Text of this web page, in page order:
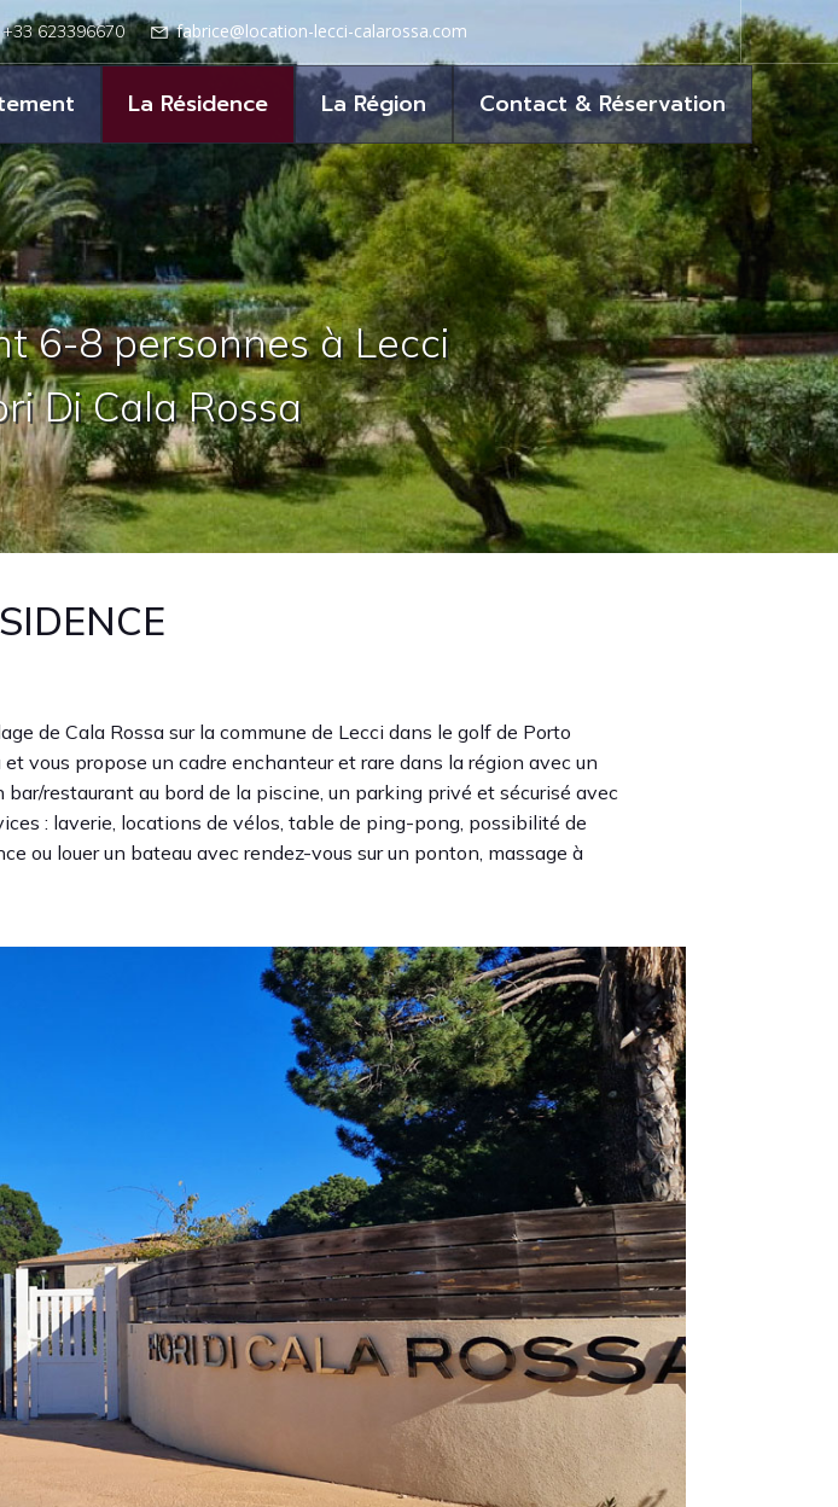
+33 623396670 fabrice@location-lecci-calarossa.com
La Résidence La Région Contact & Réservation
6-8 personnes à Lecci
Di Cala Rossa
de Cala Rossa sur la commune de Lecci dans le golf de Porto
vous propose un cadre enchanteur et rare dans la région avec un
restaurant au bord de la piscine, un parking privé et sécurisé avec
: laverie, locations de vélos, table de ping-pong, possibilité de
ou louer un bateau avec rendez-vous sur un ponton, massage à